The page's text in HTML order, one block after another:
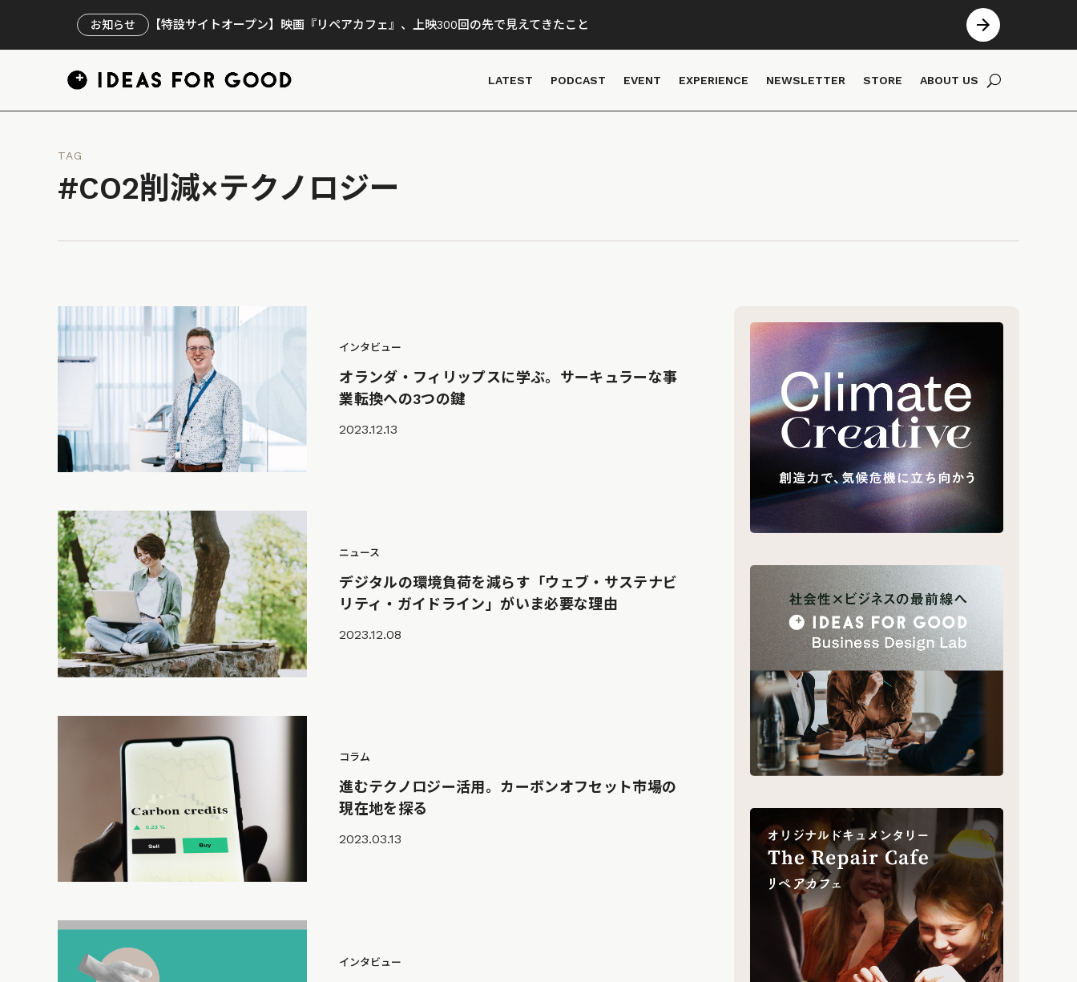
お知らせ 【特設サイトオープン】映画『リペアカフェ』、上映300回の先で見えてきたこと
LATEST PODCAST EVENT EXPERIENCE NEWSLETTER STORE ABOUT US
TAG
#CO2削減×テクノロジー
インタビュー
オランダ・フィリップスに学ぶ。サーキュラーな事
業転換への3つの鍵
2023.12.13
ニュース
デジタルの環境負荷を減らす「ウェブ・サステナビ
リティ・ガイドライン」がいま必要な理由
2023.12.08
コラム
進むテクノロジー活用。カーボンオフセット市場の
現在地を探る
2023.03.13
インタビュー